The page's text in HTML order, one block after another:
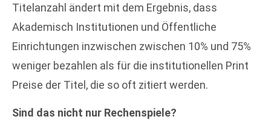
Titelanzahl ändert mit dem Ergebnis, dass
Akademisch Institutionen und Öffentliche
Einrichtungen inzwischen zwischen 10% und 75%
weniger bezahlen als für die institutionellen Print
Preise der Titel, die so oft zitiert werden.
Sind das nicht nur Rechenspiele?